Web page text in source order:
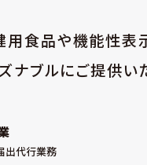
の遵守状況を随時確認し
用食品や機能性表
ナブルにご提供い
出代行業務